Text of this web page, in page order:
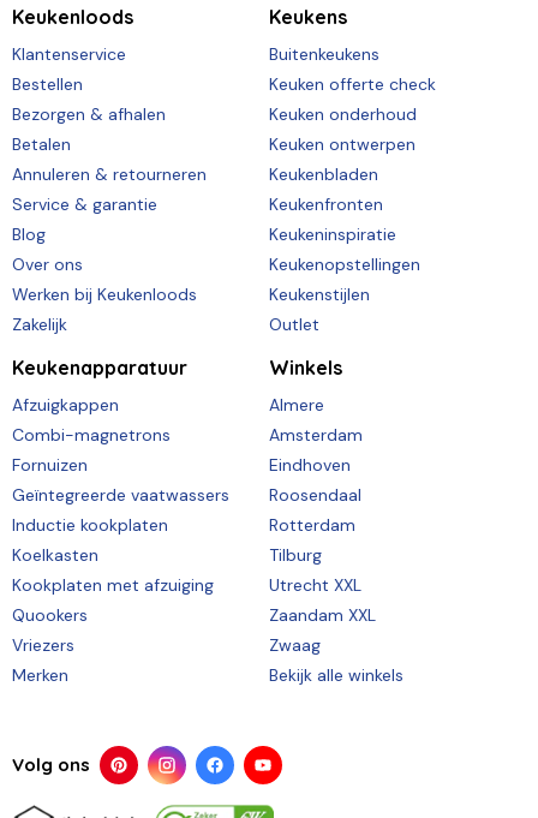
Keukenloods
Klantenservice
Bestellen
Bezorgen & afhalen
Betalen
Annuleren & retourneren
Service & garantie
Blog
Over ons
Werken bij Keukenloods
Zakelijk
Keukens
Buitenkeukens
Keuken offerte check
Keuken onderhoud
Keuken ontwerpen
Keukenbladen
Keukenfronten
Keukeninspiratie
Keukenopstellingen
Keukenstijlen
Outlet
Keukenapparatuur
Afzuigkappen
Combi-magnetrons
Fornuizen
Geïntegreerde vaatwassers
Inductie kookplaten
Koelkasten
Kookplaten met afzuiging
Quookers
Vriezers
Merken
Winkels
Almere
Amsterdam
Eindhoven
Roosendaal
Rotterdam
Tilburg
Utrecht XXL
Zaandam XXL
Zwaag
Bekijk alle winkels
Volg ons